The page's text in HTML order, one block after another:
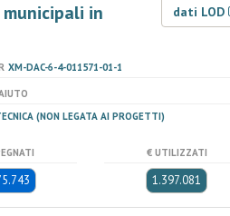
in
dati LOD
XM-DAC-6-4-011571-01-1
(NON LEGATA AI PROGETTI)
€ UTILIZZATI
1.397.081